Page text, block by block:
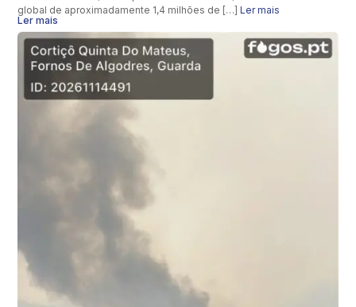
global de aproximadamente 1,4 milhões de […]Ler mais
Ler mais